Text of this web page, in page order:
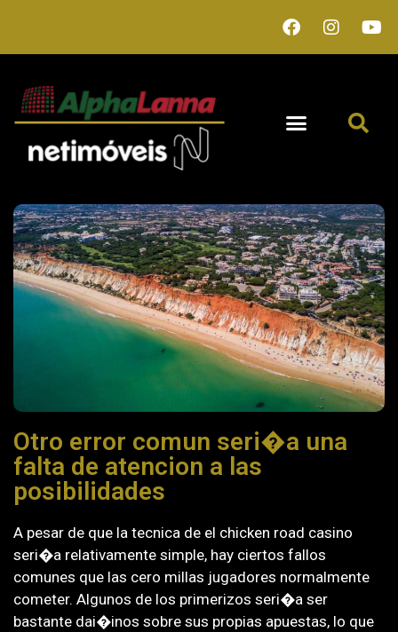
Otro error comun seri�a una
falta de atencion a las
posibilidades
A pesar de que la tecnica de el chicken road casino
seri�a relativamente simple, hay ciertos fallos
comunes que las cero millas jugadores normalmente
cometer. Algunos de los primerizos seri�a ser
bastante dai�inos sobre sus propias apuestas, lo que